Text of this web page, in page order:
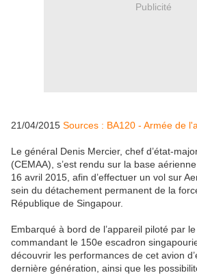
Publicité
21/04/2015 Sources : BA120 - Armée de
Le général Denis Mercier, chef d’état-
(CEMAA), s’est rendu sur la base
16 avril 2015, afin d’effectuer un vol sur
sein du détachement permanent de la
République de Singapour.
Embarqué à bord de l’appareil piloté par le
commandant le 150e escadron
découvrir les performances de cet avion
dernière génération, ainsi que les